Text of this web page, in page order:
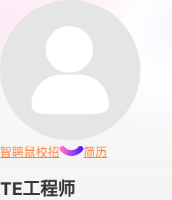
智聘鼠校招 简历
TE工程师